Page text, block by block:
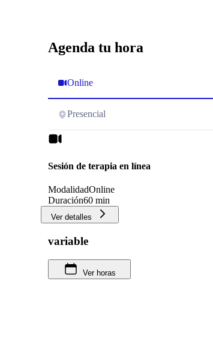
Agenda tu hora
Online
Presencial
Sesión de terapia en línea
ModalidadOnline
Duración60 min
Ver detalles
variable
Ver horas